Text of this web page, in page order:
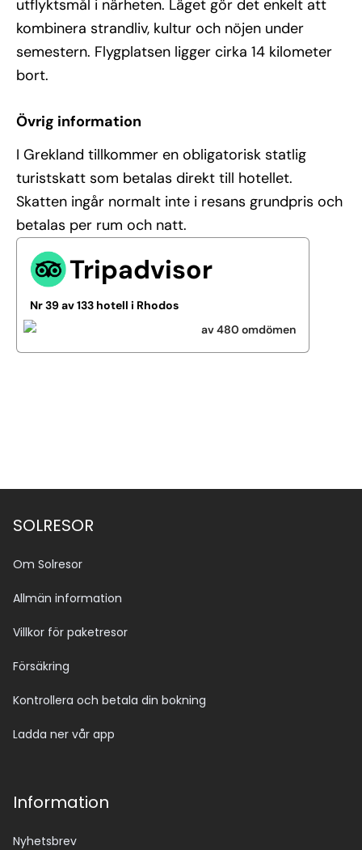
utflyktsmål i närheten. Läget gör det enkelt att
kombinera strandliv, kultur och nöjen under
semestern. Flygplatsen ligger cirka 14 kilometer
bort.
Övrig information
I Grekland tillkommer en obligatorisk statlig
turistskatt som betalas direkt till hotellet.
Skatten ingår normalt inte i resans grundpris och
betalas per rum och natt.
Tripadvisor
Nr 39 av 133 hotell i Rhodos
av 480 omdömen
SOLRESOR
Om Solresor
Allmän information
Villkor för paketresor
Försäkring
Kontrollera och betala din bokning
Ladda ner vår app
Information
Nyhetsbrev